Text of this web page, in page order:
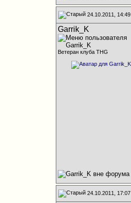
24.10.2011, 14:49
Garrik_K
Ветеран клуба THG
24.10.2011, 17:07